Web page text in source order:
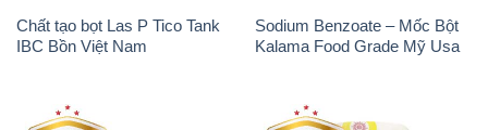
Chất tạo bọt Las P Tico Tank
IBC Bồn Việt Nam
Sodium Benzoate – Mốc Bột
Kalama Food Grade Mỹ Usa